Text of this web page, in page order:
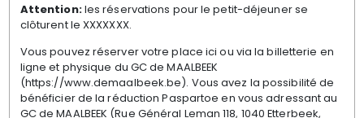
Attention:les réservations pour le petit-déjeuner se
clôturent le XXXXXXX.
Vous pouvez réserver votre place ici ou via la billetterie en
ligne et physique du GC de MAALBEEK
(https://www.demaalbeek.be). Vous avez la possibilité de
bénéficier de la réduction Paspartoe en vous adressant au
GC de MAALBEEK (Rue Général Leman 118, 1040 Etterbeek,